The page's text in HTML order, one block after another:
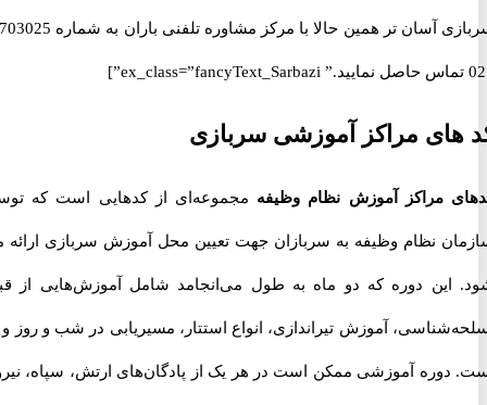
سربازی آسان تر همین حالا با مرکز مشاوره تلفنی باران به شماره 70703025
مراکز آموزشی سربازی
مراکز آموزش نظام وظیفهمجموعه‌ای از کدهایی است که توسط
نظام وظیفه به سربازان جهت تعیین محل آموزش سربازی ارائه می
دوره که دو ماه به طول می‌انجامد شامل آموزش‌هایی از قبیل
آموزش تیراندازی، انواع استتار، مسیریابی در شب و روز و …
آموزشی ممکن است در هر یک از پادگان‌های ارتش، سپاه، نیروی